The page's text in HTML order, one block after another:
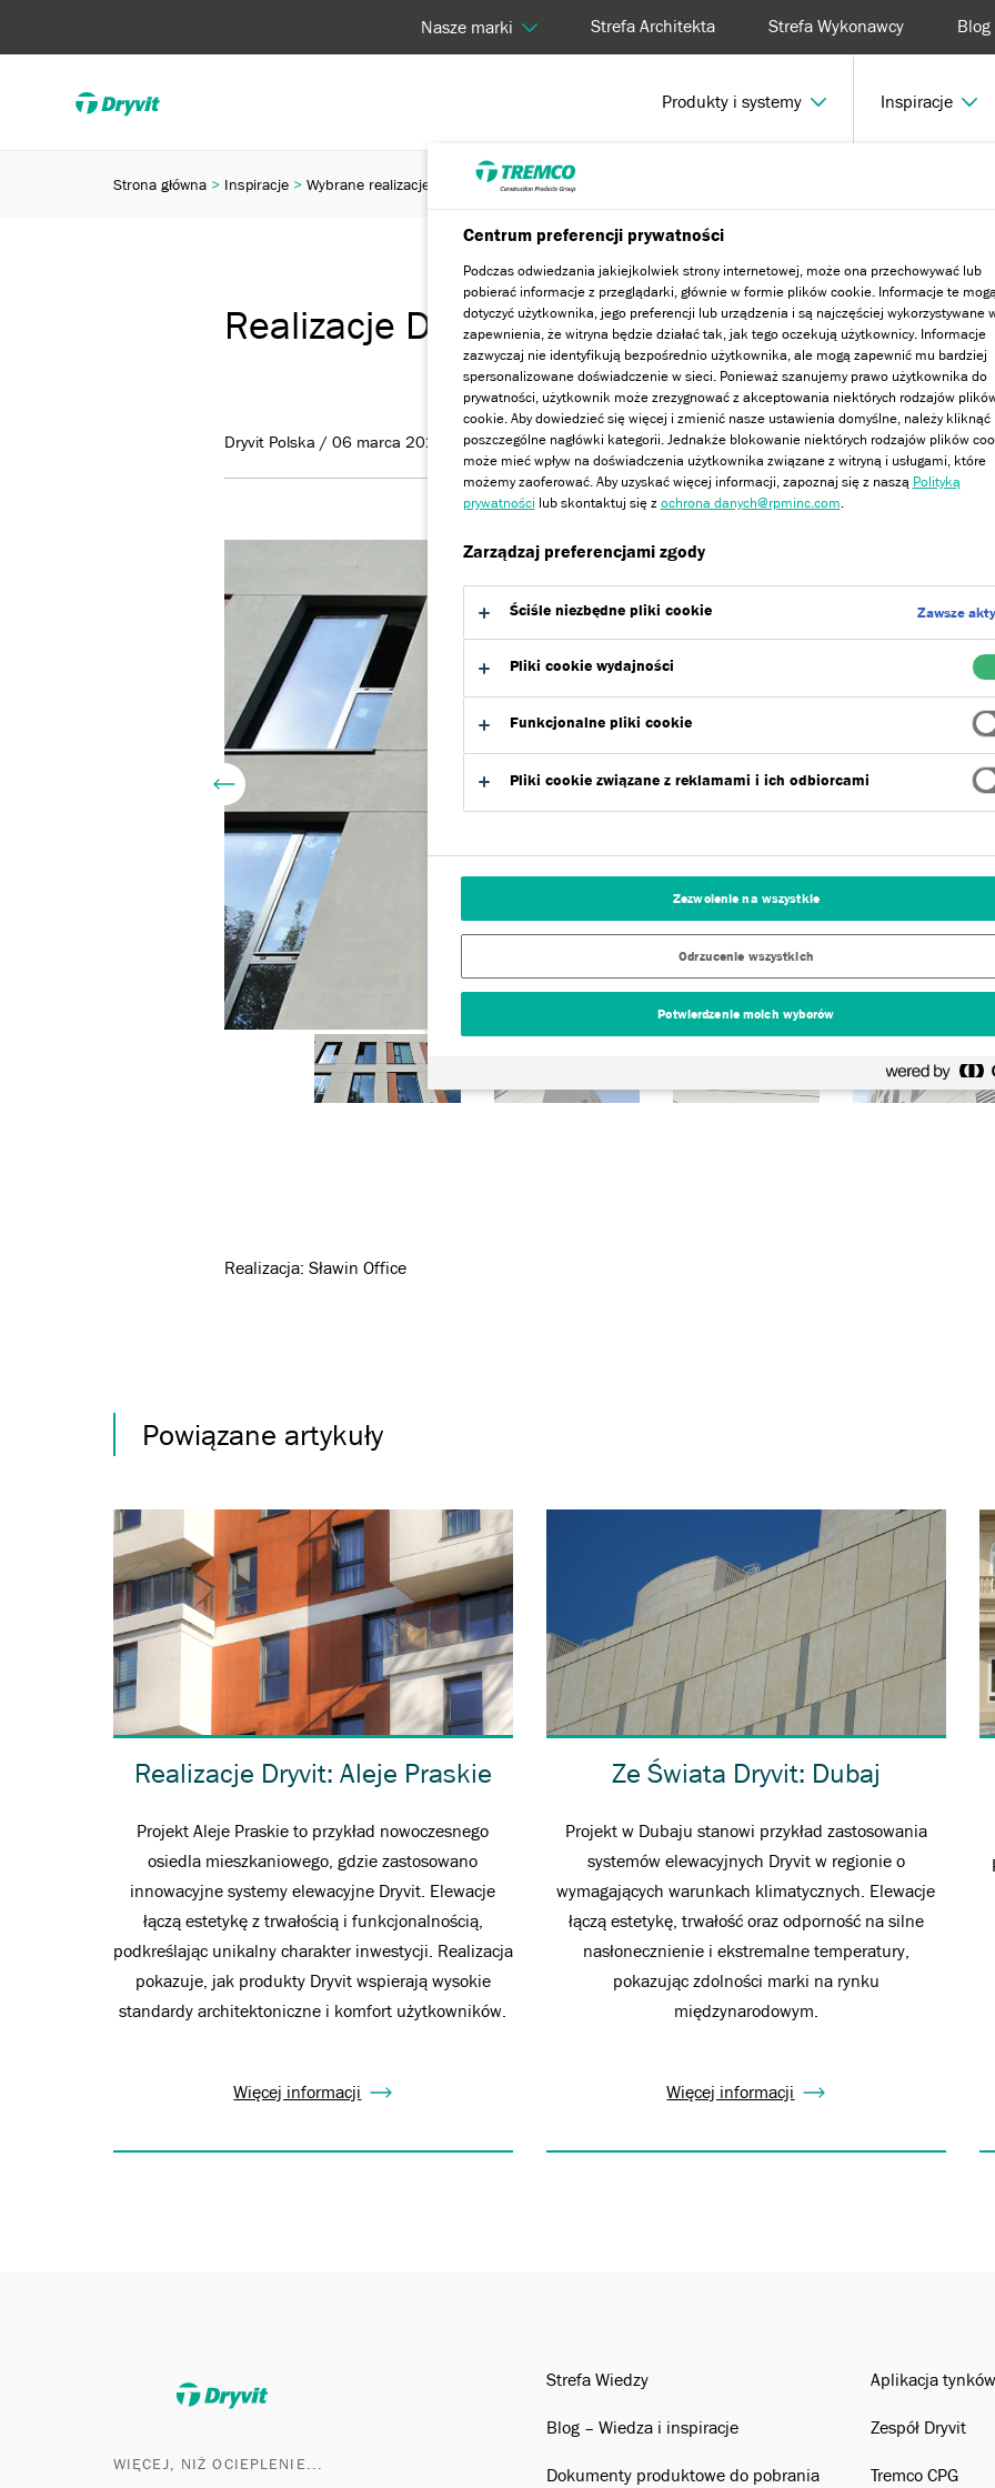
Produkty i systemy Inspiracje
Strefa Architekta Strefa Wykonawcy Blog
Nasze marki
Realizacje Dryvit: Sławin Office
Dryvit Polska / 06 marca 2024
Strona główna Inspiracje Wybrane realizacje Realizacje Dryvit: Sławin Office
Realizacja: Sławin Office
Powiązane artykuły
Realizacje Dryvit: Aleje Praskie
Projekt Aleje Praskie to przykład nowoczesnego
osiedla mieszkaniowego, gdzie zastosowano
innowacyjne systemy elewacyjne Dryvit. Elewacje
łączą estetykę z trwałością i funkcjonalnością,
podkreślając unikalny charakter inwestycji. Realizacja
pokazuje, jak produkty Dryvit wspierają wysokie
standardy architektoniczne i komfort użytkowników.
Więcej informacji
Ze Świata Dryvit: Dubaj
Projekt w Dubaju stanowi przykład zastosowania
systemów elewacyjnych Dryvit w regionie o
wymagających warunkach klimatycznych. Elewacje
łączą estetykę, trwałość oraz odporność na silne
nasłonecznienie i ekstremalne temperatury,
pokazując zdolności marki na rynku
międzynarodowym.
Więcej informacji
WIĘCEJ, NIŻ OCIEPLENIE...
Strefa Wiedzy
Blog – Wiedza i inspiracje
Dokumenty produktowe do pobrania
Aplikacja
Zespół Dryvit
Tremco CPG
Centrum preferencji prywatności
Podczas odwiedzania jakiejkolwiek strony internetowej, może ona przechowywać lub
pobierać informacje z przeglądarki, głównie w formie plików cookie. Informacje te
dotyczyć użytkownika, jego preferencji lub urządzenia i są najczęściej wykorzystywane
zapewnienia, że witryna będzie działać tak, jak tego oczekują użytkownicy. Informacje
zazwyczaj nie identyfikują bezpośrednio użytkownika, ale mogą zapewnić mu bardziej
spersonalizowane doświadczenie w sieci. Ponieważ szanujemy prawo użytkownika do
prywatności, użytkownik może zrezygnować z akceptowania niektórych rodzajów
cookie. Aby dowiedzieć się więcej i zmienić nasze ustawienia domyślne, należy kliknąć
poszczególne nagłówki kategorii. Jednakże blokowanie niektórych rodzajów plików
może mieć wpływ na doświadczenia użytkownika związane z witryną i usługami, które
możemy zaoferować. Aby uzyskać więcej informacji, zapoznaj się z naszą Polityką
prywatności lub skontaktuj się z ochrona danych@rpminc.com
Zarządzaj preferencjami zgody
Ściśle niezbędne pliki cookie Zawsze
Pliki cookie wydajności
Funkcjonalne pliki cookie
Pliki cookie związane z reklamami i ich odbiorcami
Zezwolenie na wszystkie
Odrzucenie wszystkich
Potwierdzenie moich wyborów